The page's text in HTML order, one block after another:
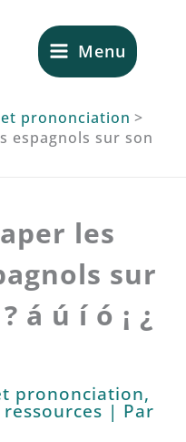
Menu
prononciation
espagnols sur son
les
sur
á ú í ó ¡ ¿
prononciation,
| Par